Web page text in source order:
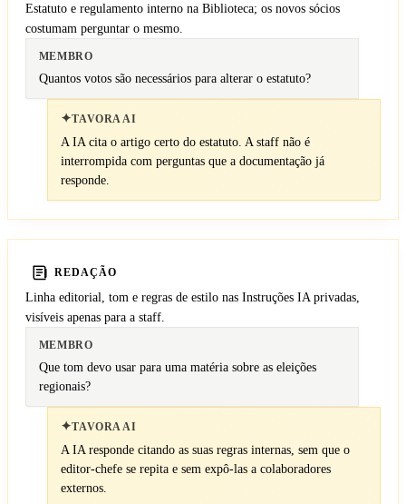
Estatuto e regulamento interno na Biblioteca; os novos sócios
costumam perguntar o mesmo.
MEMBRO
Quantos votos são necessários para alterar o estatuto?
✦TAVORA AI
A IA cita o artigo certo do estatuto. A staff não é
interrompida com perguntas que a documentação já
responde.
REDAÇÃO
Linha editorial, tom e regras de estilo nas Instruções IA privadas,
visíveis apenas para a staff.
MEMBRO
Que tom devo usar para uma matéria sobre as eleições
regionais?
✦TAVORA AI
A IA responde citando as suas regras internas, sem que o
editor-chefe se repita e sem expô-las a colaboradores
externos.